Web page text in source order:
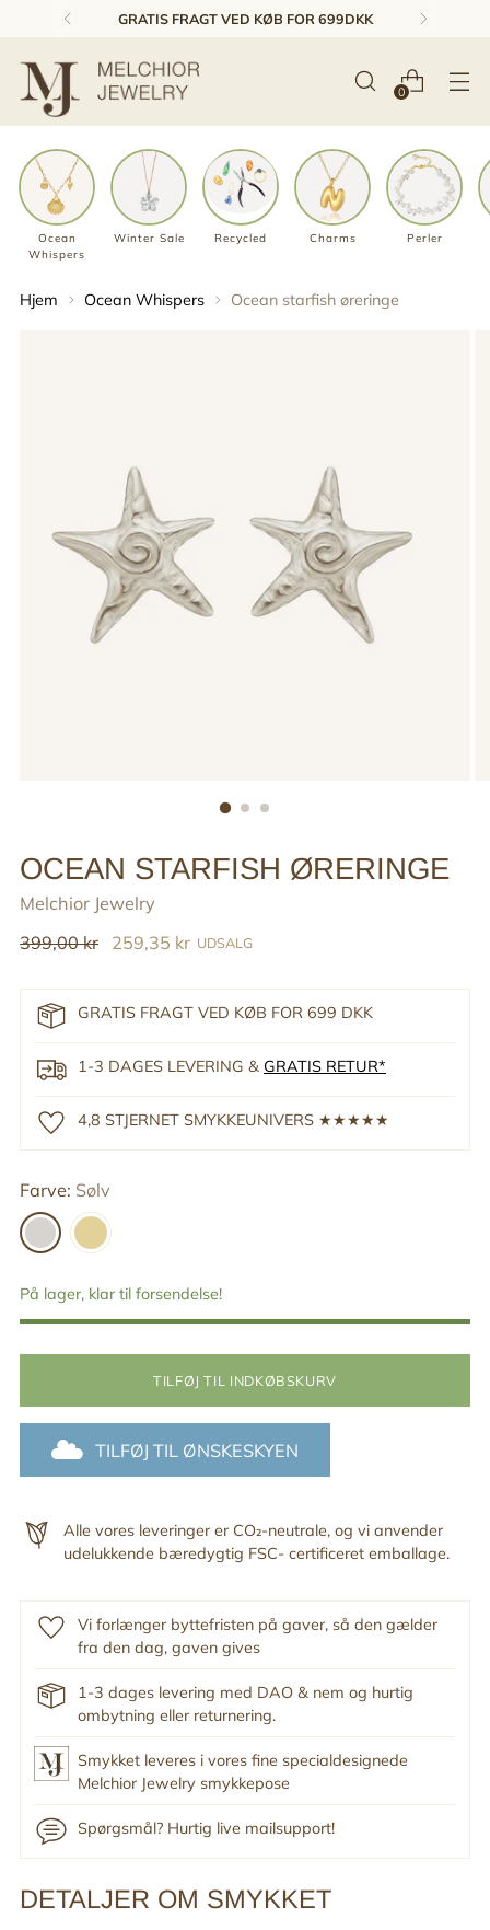
GRATIS FRAGT VED KØB FOR 699DKK
0
Ocean
Whispers
Winter Sale Recycled Charms Perler
Hjem Ocean Whispers Ocean starfish øreringe
OCEAN STARFISH ØRERINGE
Melchior Jewelry
Reguler
399,00 kr 259,35 kr UDSALG
GRATIS FRAGT VED KØB FOR 699 DKK
1-3 DAGES LEVERING & GRATIS RETUR*
4,8 STJERNET SMYKKEUNIVERS ★★★★★
Farve: Sølv
På lager, klar til forsendelse!
TILFØJ TIL INDKØBSKURV
TILFØJ TIL ØNSKESKYEN
Alle vores leveringer er CO₂-neutrale, og vi anvender
udelukkende bæredygtig FSC- certificeret emballage.
Vi forlænger byttefristen på gaver, så den gælder
fra den dag, gaven gives
1-3 dages levering med DAO & nem og hurtig
ombytning eller returnering.
Smykket leveres i vores fine specialdesignede
Melchior Jewelry smykkepose
Spørgsmål? Hurtig live mailsupport!
Tilføj
DETALJER OM SMYKKET